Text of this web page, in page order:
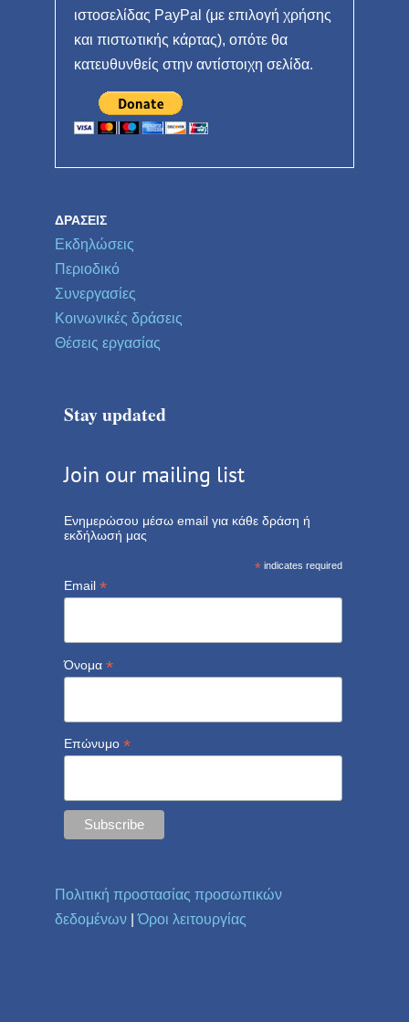
ιστοσελίδας PayPal (με επιλογή χρήσης
και πιστωτικής κάρτας), οπότε θα
κατευθυνθείς στην αντίστοιχη σελίδα.
ΔΡΆΣΕΙΣ
Εκδηλώσεις
Περιοδικό
Συνεργασίες
Κοινωνικές δράσεις
Θέσεις εργασίας
Stay updated
Join our mailing list
Ενημερώσου μέσω email για κάθε δράση ή
εκδήλωσή μας
* indicates required
Email *
Όνομα *
Επώνυμο *
Πολιτική προστασίας προσωπικών
δεδομένων |Όροι λειτουργίας